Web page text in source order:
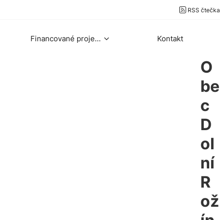
RSS čtečka
Financované projekty Kontakt
O
be
c
D
ol
ní
R
ož